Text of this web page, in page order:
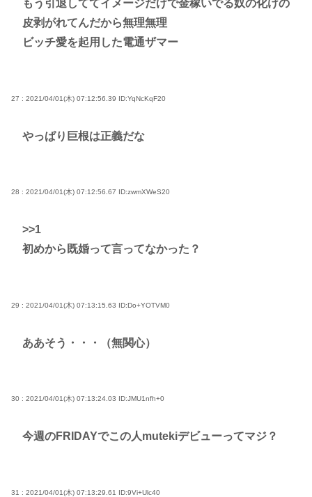
もう引退しててイメージだけで金稼いでる奴の化けの
皮剥がれてんだから無理無理
ビッチ愛を起用した電通ザマー
27 : 2021/04/01(木) 07:12:56.39 ID:YqNcKqF20
やっぱり巨根は正義だな
28 : 2021/04/01(木) 07:12:56.67 ID:zwmXWeS20
>>1
初めから既婚って言ってなかった？
29 : 2021/04/01(木) 07:13:15.63 ID:Do+YOTVM0
ああそう・・・（無関心）
30 : 2021/04/01(木) 07:13:24.03 ID:JMU1nfh+0
今週のFRIDAYでこの人mutekiデビューってマジ？
31 : 2021/04/01(木) 07:13:29.61 ID:9Vi+Ulc40